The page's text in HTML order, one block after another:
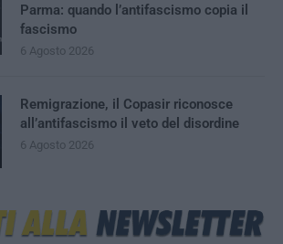
Parma: quando l’antifascismo copia il
fascismo
6 Agosto 2026
Remigrazione, il Copasir riconosce
all’antifascismo il veto del disordine
6 Agosto 2026